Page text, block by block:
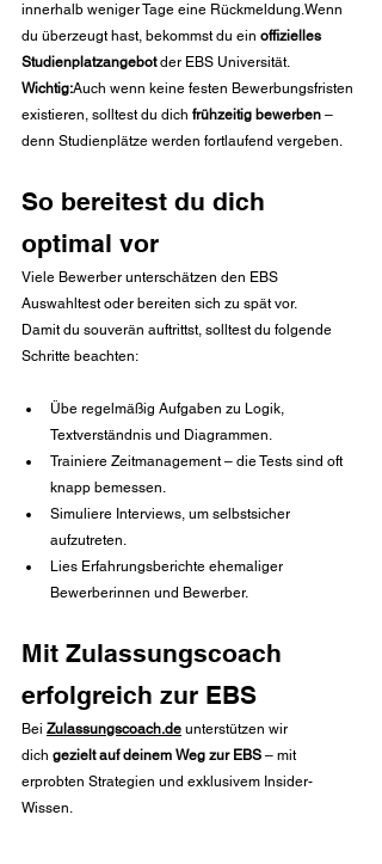
innerhalb weniger Tage eine Rückmeldung.Wenn
du überzeugt hast, bekommst du ein offizielles
Studienplatzangebot der EBS Universität.
Wichtig:Auch wenn keine festen Bewerbungsfristen
existieren, solltest du dich frühzeitig bewerben –
denn Studienplätze werden fortlaufend vergeben.
So bereitest du dich
optimal vor
Viele Bewerber unterschätzen den EBS
Auswahltest oder bereiten sich zu spät vor.
Damit du souverän auftrittst, solltest du folgende
Schritte beachten:
Übe regelmäßig Aufgaben zu Logik,
Textverständnis und Diagrammen.
Trainiere Zeitmanagement – die Tests sind oft
knapp bemessen.
Simuliere Interviews, um selbstsicher
aufzutreten.
Lies Erfahrungsberichte ehemaliger
Bewerberinnen und Bewerber.
Mit Zulassungscoach
erfolgreich zur EBS
Bei Zulassungscoach.de unterstützen wir
dich gezielt auf deinem Weg zur EBS – mit
erprobten Strategien und exklusivem Insider-
Wissen.